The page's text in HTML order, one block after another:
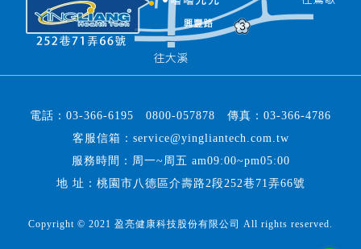
電話： 03-366-6195 0800-057878 傳真： 03-366-4786
客服信箱： service@yingliantech.com.tw
服務時間：周一~周五 am09:00~pm05:00
地 址：桃園市八德區介壽路2段252巷71弄66號
Copyright © 2021 盈亮健康科技股份有限公司 All rights reserved.